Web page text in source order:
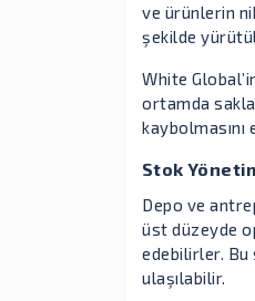
ve ürünlerin
şekilde
White
ortamda
Stok
Depo ve
üst düzeyde
edebilirler. Bu
ulaşılabilir.